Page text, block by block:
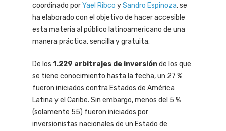
coordinado porYael Ribco ySandro Espinoza, se
ha elaborado con el objetivo de hacer accesible
esta materia al público latinoamericano de una
manera práctica, sencilla y gratuita.
De los 1.229 arbitrajes de inversiónde los que
se tiene conocimiento hasta la fecha, un 27 %
fueron iniciados contra Estados de América
Latina y el Caribe. Sin embargo, menos del 5 %
(solamente 55) fueron iniciados por
inversionistas nacionales de un Estado de